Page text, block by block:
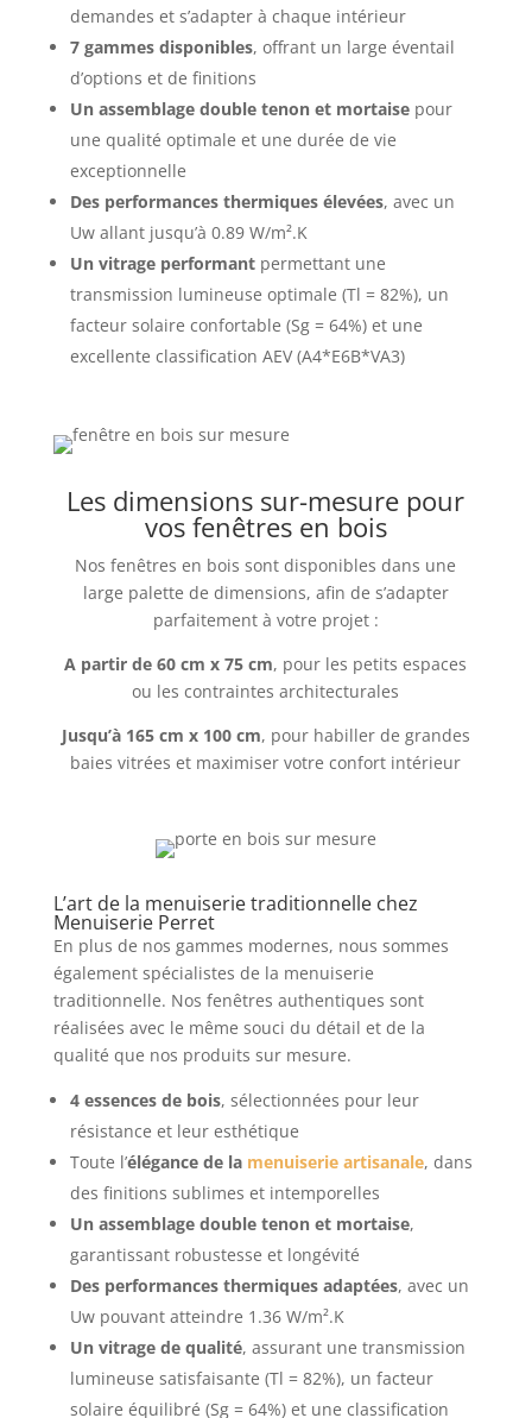
demandes et s’adapter à chaque intérieur
7 gammes disponibles, offrant un large éventail
d’options et de finitions
Un assemblage double tenon et mortaise pour
une qualité optimale et une durée de vie
exceptionnelle
Des performances thermiques élevées, avec un
Uw allant jusqu’à 0.89 W/m².K
Un vitrage performant permettant une
transmission lumineuse optimale (Tl = 82%), un
facteur solaire confortable (Sg = 64%) et une
excellente classification AEV (A4*E6B*VA3)
Les dimensions sur-mesure pour
vos fenêtres en bois
Nos fenêtres en bois sont disponibles dans une
large palette de dimensions, afin de s’adapter
parfaitement à votre projet :
A partir de 60 cm x 75 cm, pour les petits espaces
ou les contraintes architecturales
Jusqu’à 165 cm x 100 cm, pour habiller de grandes
baies vitrées et maximiser votre confort intérieur
L’art de la menuiserie traditionnelle chez
Menuiserie Perret
En plus de nos gammes modernes, nous sommes
également spécialistes de la menuiserie
traditionnelle. Nos fenêtres authentiques sont
réalisées avec le même souci du détail et de la
qualité que nos produits sur mesure.
4 essences de bois, sélectionnées pour leur
résistance et leur esthétique
Toute l’élégance de la menuiserie artisanale, dans
des finitions sublimes et intemporelles
Un assemblage double tenon et mortaise,
garantissant robustesse et longévité
Des performances thermiques adaptées, avec un
Uw pouvant atteindre 1.36 W/m².K
Un vitrage de qualité, assurant une transmission
lumineuse satisfaisante (Tl = 82%), un facteur
solaire équilibré (Sg = 64%) et une classification